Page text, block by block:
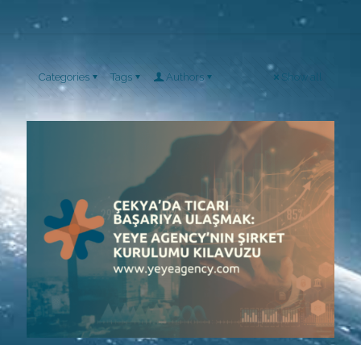
Categories Tags Authors Show all